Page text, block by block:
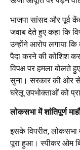
भाजपा सांसद और पूर्व
जवाब देते हुए कहा कि
उन्होंने आरोप लगाया
पैदा करने की कोशिश
विपक्ष पर हमला बोलते
सुना। सरकार की ओर से
घरेलू उपभोक्ताओं को
लोकसभा में शांतिपूर्ण
इसके विपरीत, लोकसभा
पूरा हुआ। स्पीकर ओम